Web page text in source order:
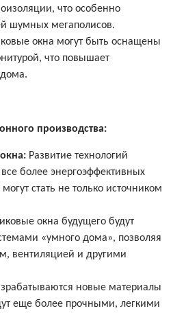
что особенно
шумных мегаполисов.
окна могут быть оснащены
что повышает
производства:
Развитие технологий
более энергоэффективных
стать не только источником
окна будущего будут
«умного дома», позволяя
вентиляцией и другими
новые материалы
еще более прочными, легкими